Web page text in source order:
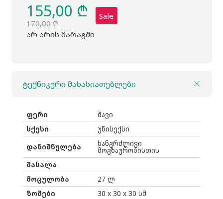
170,00₾
Original
155,00 ₾
Current
Sale
არ არის მარაგში
ტექნიკური მახასიათებლები
ფერი
შავი
სქესი
უნისექსი
დანიშნულება
ხანგრძლივი
მოგზაურობისთის
მასალა
მოცულობა
27 ლ
ზომები
30 x 30 x 30 სმ